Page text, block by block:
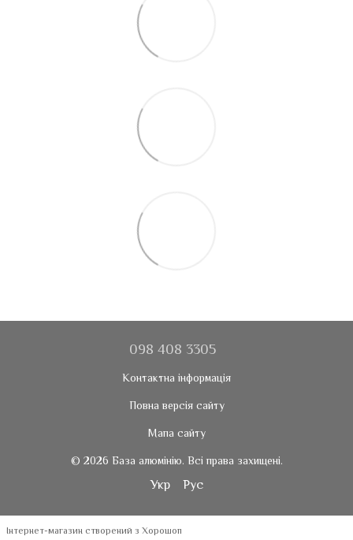
098 408 3305
Контактна інформація
Повна версія сайту
Мапа сайту
© 2026 База алюмінію. Всі права захищені.
Укр Рус
Інтернет-магазин створений з Хорошоп